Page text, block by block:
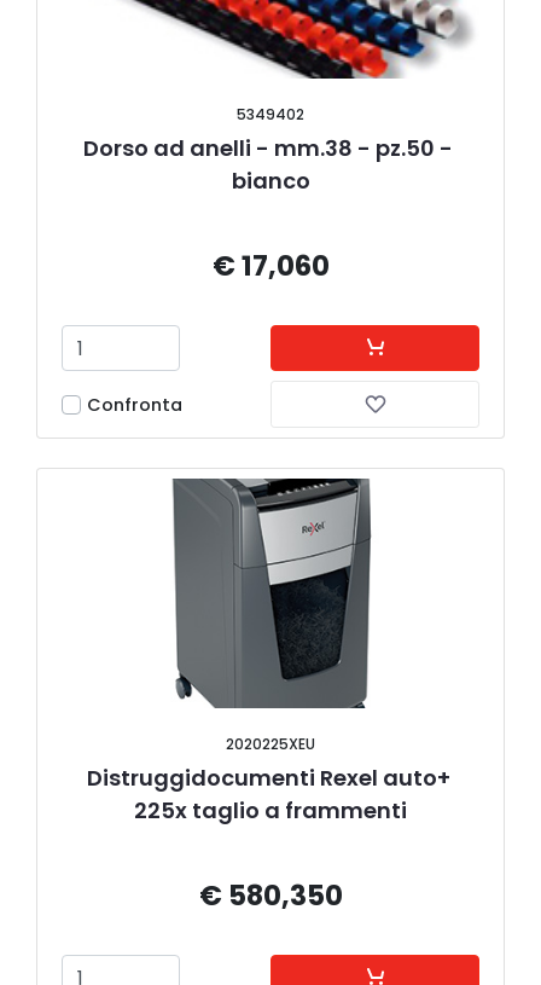
5349402
Dorso ad anelli - mm.38 - pz.50 -
bianco
€ 17,060
Confronta
2020225XEU
Distruggidocumenti Rexel auto+
225x taglio a frammenti
€ 580,350